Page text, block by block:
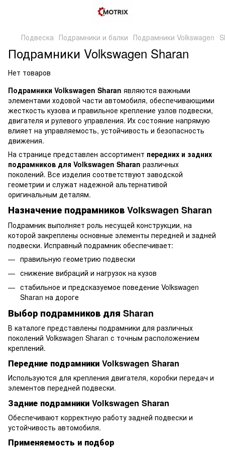
Подвеска Подрамники и балки Подрамники Volkswagen
Подрамники Volkswagen Sharan
Нет товаров
Подрамники Volkswagen Sharan являются важными
элементами ходовой части автомобиля, обеспечивающими
жесткость кузова и правильное крепление узлов подвески,
двигателя и рулевого управления. Их состояние напрямую
влияет на управляемость, устойчивость и безопасность
движения.
На странице представлен ассортимент передних и задних
подрамников для Volkswagen Sharan различных
поколений. Все изделия соответствуют заводской
геометрии и служат надежной альтернативой
оригинальным деталям.
Назначение подрамников Volkswagen Sharan
Подрамник выполняет роль несущей конструкции, на
которой закреплены основные элементы передней и задней
подвески. Исправный подрамник обеспечивает:
правильную геометрию подвески
снижение вибраций и нагрузок на кузов
стабильное и предсказуемое поведение Volkswagen
Sharan на дороге
Выбор подрамников для Sharan
В каталоге представлены подрамники для различных
поколений Volkswagen Sharan с точным расположением
креплений.
Передние подрамники Volkswagen Sharan
Используются для крепления двигателя, коробки передач и
элементов передней подвески.
Задние подрамники Volkswagen Sharan
Обеспечивают корректную работу задней подвески и
устойчивость автомобиля.
Применяемость и подбор